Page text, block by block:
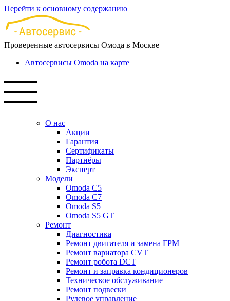
Перейти к основному содержанию
Проверенные автосервисы Омода в Москве
Автосервисы Omoda на карте
О нас
Акции
Гарантия
Сертификаты
Партнёры
Эксперт
Модели
Omoda C5
Omoda C7
Omoda S5
Omoda S5 GT
Ремонт
Диагностика
Ремонт двигателя и замена ГРМ
Ремонт вариатора CVT
Ремонт робота DCT
Ремонт и заправка кондиционеров
Техническое обслуживание
Ремонт подвески
Рулевое управление